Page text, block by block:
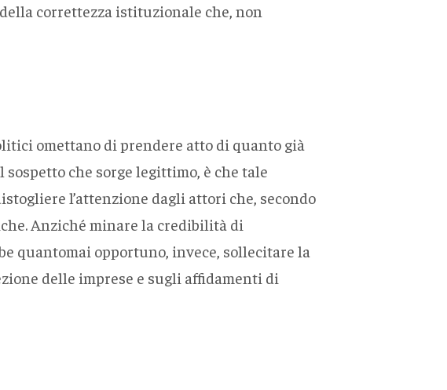
correttezza istituzionale che, non
omettano di prendere atto di quanto già
che sorge legittimo, è che tale
l’attenzione dagli attori che, secondo
Anziché minare la credibilità di
quantomai opportuno, invece, sollecitare la
delle imprese e sugli affidamenti di